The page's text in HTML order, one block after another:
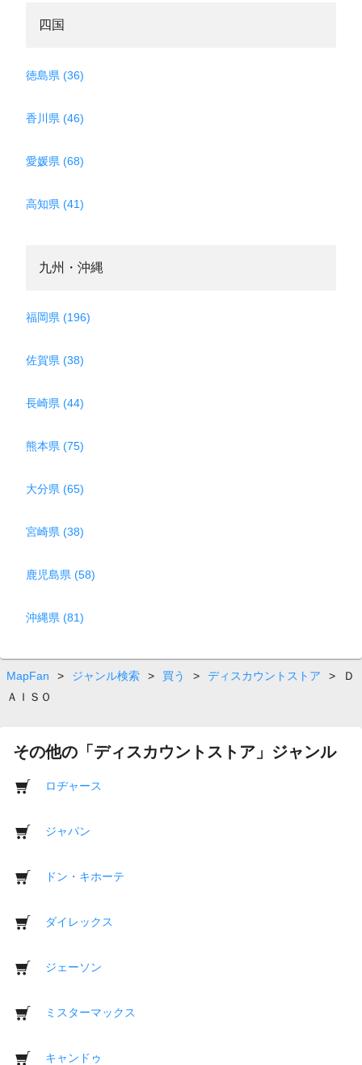
四国
徳島県 (36)
香川県 (46)
愛媛県 (68)
高知県 (41)
九州・沖縄
福岡県 (196)
佐賀県 (38)
長崎県 (44)
熊本県 (75)
大分県 (65)
宮崎県 (38)
鹿児島県 (58)
沖縄県 (81)
MapFan > ジャンル検索 > 買う > ディスカウントストア >
Ｄ
ＡＩＳＯ
その他の「ディスカウントストア」ジャンル
ロヂャース
ジャパン
ドン・キホーテ
ダイレックス
ジェーソン
ミスターマックス
キャンドゥ